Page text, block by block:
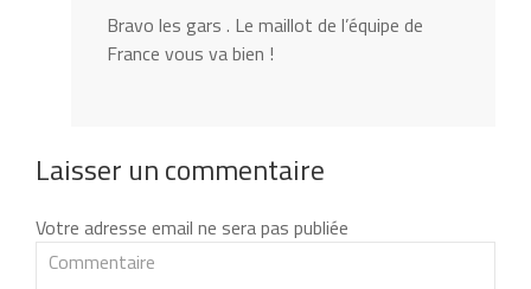
Bravo les gars . Le maillot de l’équipe de
France vous va bien !
Laisser un commentaire
Votre adresse email ne sera pas publiée